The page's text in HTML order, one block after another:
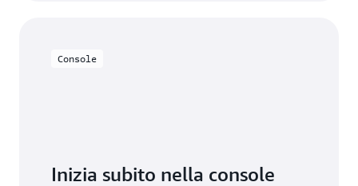
Console
Inizia subito nella console